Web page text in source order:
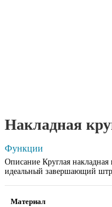
Накладная
Функции
Описание Круглая накладная
идеальный завершающий
Материал